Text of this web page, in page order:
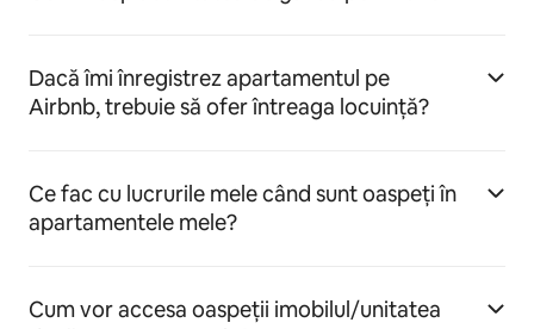
Dacă îmi înregistrez apartamentul pe
Airbnb, trebuie să ofer întreaga locuință?
Ce fac cu lucrurile mele când sunt oaspeți în
apartamentele mele?
Cum vor accesa oaspeții imobilul/unitatea